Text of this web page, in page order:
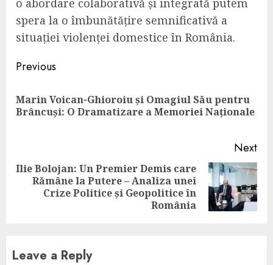
spera la o îmbunătățire semnificativă a
situației violenței domestice în România.
Continue
Previous
Marin Voican-Ghioroiu și Omagiul Său pentru
Brâncuși: O Dramatizare a Memoriei Naționale
Next
Next
Ilie Bolojan: Un Premier Demis care
Rămâne la Putere – Analiza unei
Crize Politice și Geopolitice în
România
Leave a Reply